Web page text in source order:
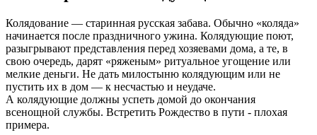
Колядование — старинная русская забава. Обычно «коляда»
начинается после праздничного ужина. Колядующие поют,
разыгрывают представления перед хозяевами дома, а те, в
свою очередь, дарят «ряженым» ритуальное угощение или
мелкие деньги. Не дать милостыню колядующим или не
пустить их в дом — к несчастью и неудаче.
А колядующие должны успеть домой до окончания
всенощной службы. Встретить Рождество в пути - плохая
примера.